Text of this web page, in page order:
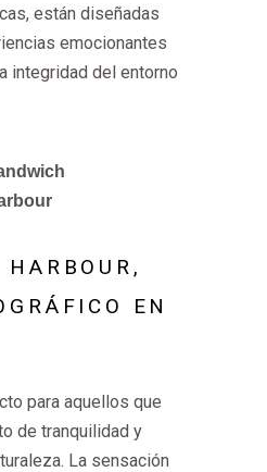
están diseñadas
emocionantes
integridad del entorno
,
EN
para aquellos que
de tranquilidad y
La sensación